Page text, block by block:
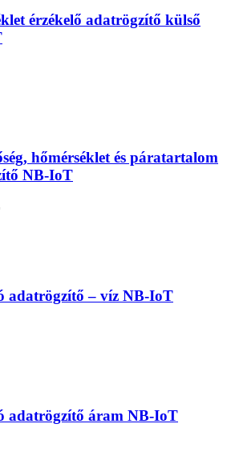
érzékelő adatrögzítő külső
hőmérséklet és páratartalom
NB-IoT
adatrögzítő – víz NB-IoT
adatrögzítő áram NB-IoT